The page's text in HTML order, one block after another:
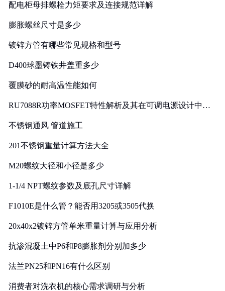
配电柜母排螺栓力矩要求及连接规范详解
膨胀螺丝尺寸是多少
镀锌方管有哪些常见规格和型号
D400球墨铸铁井盖重多少
覆膜砂的耐高温性能如何
RU7088R功率MOSFET特性解析及其在可调电源设计中的
不锈钢通风 管道施工
201不锈钢重量计算方法大全
M20螺纹大径和小径是多少
1-1/4 NPT螺纹参数及底孔尺寸详解
F1010E是什么管？能否用3205或3505代换
20x40x2镀锌方管单米重量计算与应用分析
抗渗混凝土中P6和P8膨胀剂分别加多少
法兰PN25和PN16有什么区别
消费者对洗衣机的核心需求调研与分析